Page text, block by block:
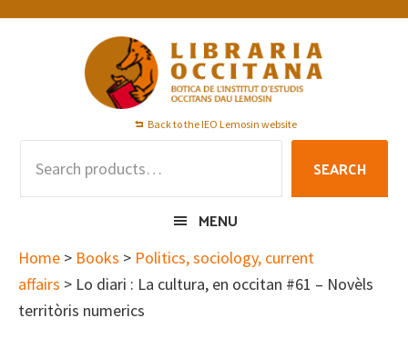
Skip
Skip
Skip
Back to the IEO Lemosin website
SEARCH
MENU
Home > Books > Politics, sociology, current
affairs > Lo diari : La cultura, en occitan #61 – Novèls
territòris numerics